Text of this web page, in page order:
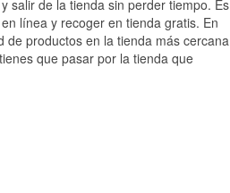
para mi carro ...grac...
More
salir de la tienda sin perder tiempo. Es
línea y recoger en tienda gratis. En
de productos en la tienda más cercana
que pasar por la tienda que